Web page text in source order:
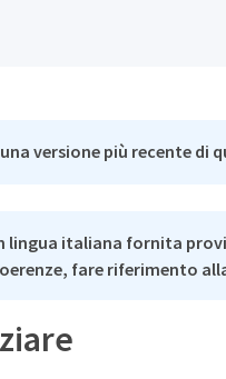
versione più recente di
lingua italiana fornita
fare riferimento